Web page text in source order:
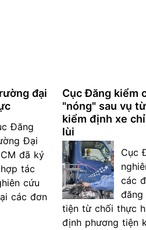
đại
Đăng
Đại
đã ký
tác
cứu
các đơn
Cục Đăng kiểm
"nóng" sau vụ
kiểm định xe
lùi
Cục
các
tiện từ chối thực
định phương tiện